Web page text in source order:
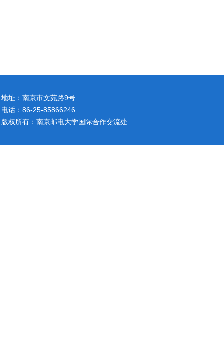
地址：南京市文苑路9号
电话：86-25-85866246
版权所有：南京邮电大学国际合作交流处